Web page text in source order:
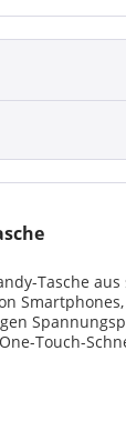
Tasche
Touch-